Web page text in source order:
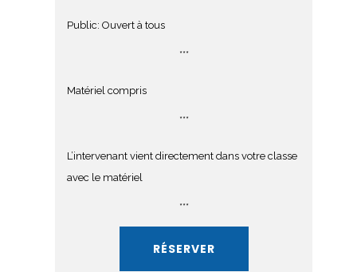
Public: Ouvert à tous
***
Matériel compris
***
L’intervenant vient directement dans votre classe
avec le matériel
***
RÉSERVER